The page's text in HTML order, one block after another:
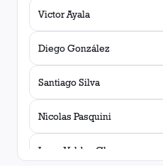
Victor Ayala
Diego González
Santiago Silva
Nicolas Pasquini
Jorge Valdez Chamorro